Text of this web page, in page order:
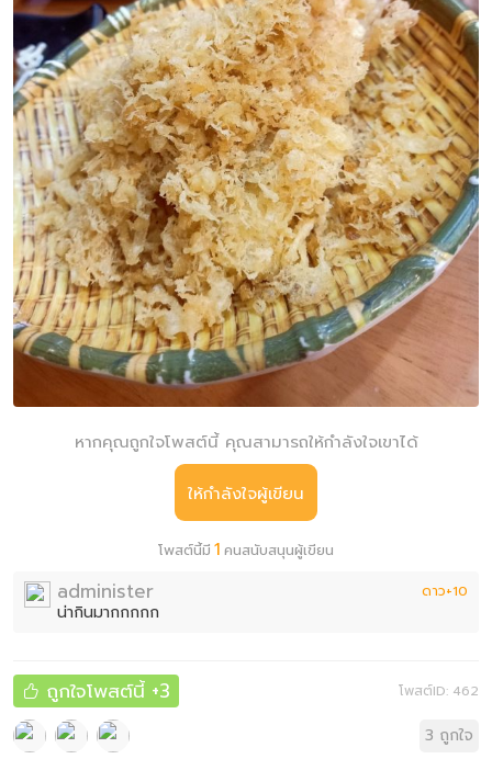
หากคุณถูกใจโพสต์นี้ คุณสามารถให้กำลังใจเขาได้
ให้กำลังใจผู้เขียน
โพสต์นี้มี 1 คนสนับสนุนผู้เขียน
ดาว+10
administer
น่ากินมากกกกก
โพสต์ID: 462
 ถูกใจโพสต์นี้ +3
3 ถูกใจ